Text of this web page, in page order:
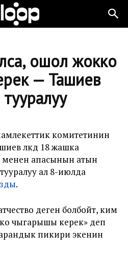
ошол жокко
— Ташиев
комитетинин
өлкөдө 18 жашка
менен апасынын атын
ал 8-июлда
.
деген болбойт, ким
чыгарышы керек» деп
пикири экенин